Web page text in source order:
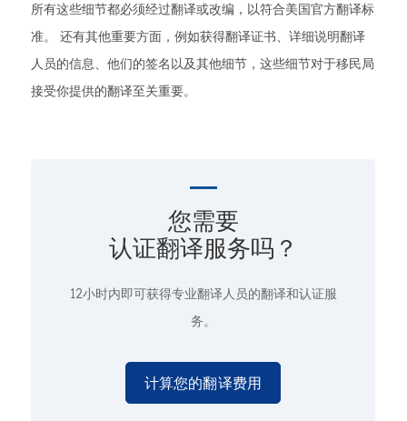
所有这些细节都必须经过翻译或改编，以符合美国官方翻译标
准。 还有其他重要方面，例如获得翻译证书、详细说明翻译
人员的信息、他们的签名以及其他细节，这些细节对于移民局
接受你提供的翻译至关重要。
您需要
认证翻译服务吗？
12小时内即可获得专业翻译人员的翻译和认证服
务。
计算您的翻译费用